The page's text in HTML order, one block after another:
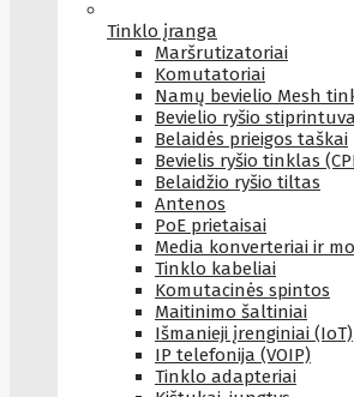
Tinklo įranga
Maršrutizatoriai
Komutatoriai
Namų bevielio Mesh
Bevielio ryšio
Belaidės prieigos taškai
Bevielis ryšio tinklas
Belaidžio ryšio tiltas
Antenos
PoE prietaisai
Media konverteriai ir
Tinklo kabeliai
Komutacinės spintos
Maitinimo šaltiniai
Išmanieji įrenginiai (IoT)
IP telefonija (VOIP)
Tinklo adapteriai